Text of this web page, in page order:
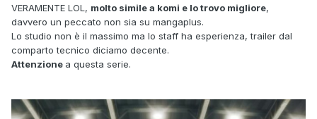
VERAMENTE LOL, molto simile a komi e lo trovo migliore,
davvero un peccato non sia su mangaplus.
Lo studio non è il massimo ma lo staff ha esperienza, trailer dal
comparto tecnico diciamo decente.
Attenzione a questa serie.